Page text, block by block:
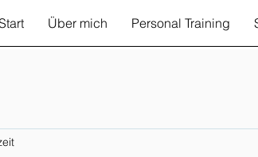
Über mich Personal Training